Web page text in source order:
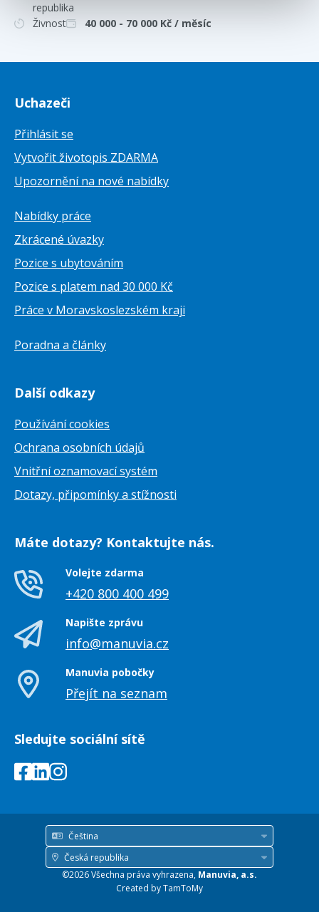
republika
Živnost
40 000 - 70 000 Kč / měsíc
Uchazeči
Přihlásit se
Vytvořit životopis ZDARMA
Upozornění na nové nabídky
Nabídky práce
Zkrácené úvazky
Pozice s ubytováním
Pozice s platem nad 30 000 Kč
Práce v Moravskoslezském kraji
Poradna a články
Další odkazy
Používání cookies
Ochrana osobních údajů
Vnitřní oznamovací systém
Dotazy, připomínky a stížnosti
Máte dotazy? Kontaktujte nás.
Volejte zdarma
+420 800 400 499
Napište zprávu
info@manuvia.cz
Manuvia pobočky
Přejít na seznam
Sledujte sociální sítě
Čeština
Jazyk
Česká republika
Země
©2026 Všechna práva vyhrazena, Manuvia, a.s.
Created byTamToMy